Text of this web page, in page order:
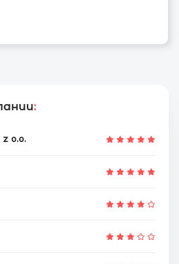
:
z o.o.